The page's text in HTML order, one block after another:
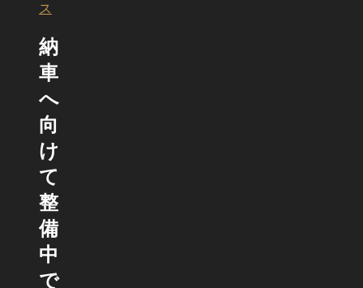
ス
納
車
へ
向
け
て
整
備
中
で